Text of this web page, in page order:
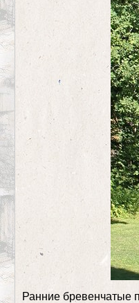
Ранние бревенчатые